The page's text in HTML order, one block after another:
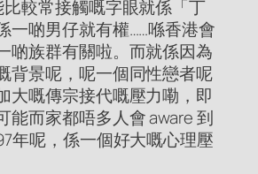
較常接觸嘅字眼就係「丁
一啲男仔就有權……喺香港會
啲族群有關啦。而就係因為
背景呢，呢一個同性戀者呢
大嘅傳宗接代嘅壓力嘞，即
能而家都唔多人會 aware 到
年呢，係一個好大嘅心理壓